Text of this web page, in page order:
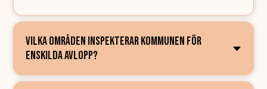
VILKA OMRÅDEN INSPEKTERAR KOMMUNEN FÖR
ENSKILDA AVLOPP?